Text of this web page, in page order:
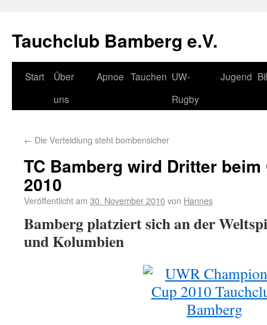
Tauchclub Bamberg e.V.
Start
Über
uns
Apnoe Tauchen UW-
Rugby
Jugend
← Die Verteidiung steht bombensicher
TC Bamberg wird Dritter
2010
Veröffentlicht am 30. November 2010von Hannes
Bamberg platziert sich an der
und Kolumbien